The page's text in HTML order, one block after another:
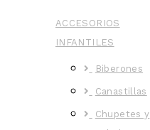
ACCESORIOS
INFANTILES
Biberones
Canastillas
Chupetes y